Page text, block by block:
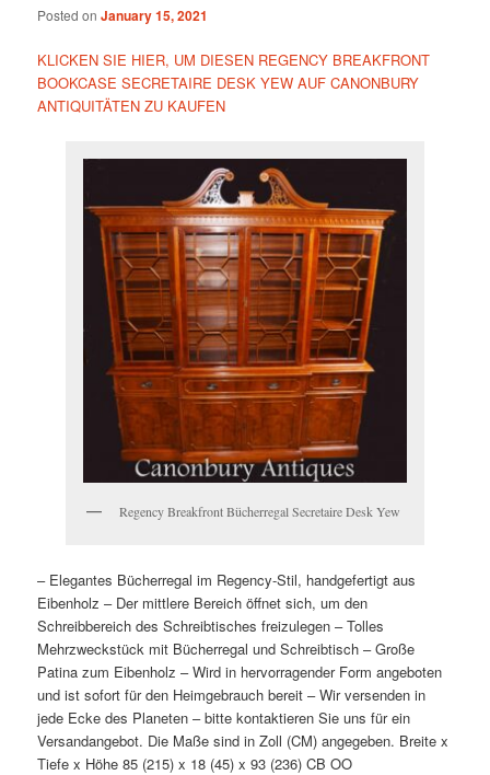
Posted onJanuary 15, 2021
KLICKEN SIE HIER, UM DIESEN REGENCY BREAKFRONT
BOOKCASE SECRETAIRE DESK YEW AUF CANONBURY
ANTIQUITÄTEN ZU KAUFEN
Regency Breakfront Bücherregal Secretaire Desk Yew
– Elegantes Bücherregal im Regency-Stil, handgefertigt aus
Eibenholz – Der mittlere Bereich öffnet sich, um den
Schreibbereich des Schreibtisches freizulegen – Tolles
Mehrzweckstück mit Bücherregal und Schreibtisch – Große
Patina zum Eibenholz – Wird in hervorragender Form angeboten
und ist sofort für den Heimgebrauch bereit – Wir versenden in
jede Ecke des Planeten – bitte kontaktieren Sie uns für ein
Versandangebot. Die Maße sind in Zoll (CM) angegeben. Breite x
Tiefe x Höhe 85 (215) x 18 (45) x 93 (236) CB OO